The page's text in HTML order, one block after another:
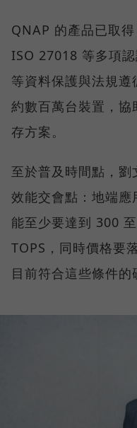
QNAP 的產品已取
ISO 27018 等多項
等資料保護與法規遵
約數百萬台裝置，
存方案。
至於普及時間點，
效能交會點：地端
能至少要達到 300
TOPS，同時價格要
目前符合這些條件的